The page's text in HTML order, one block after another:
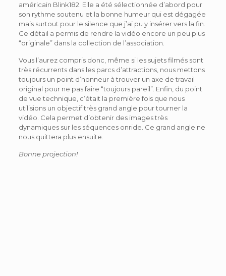
américain Blink182. Elle a été sélectionnée d’abord pour
son rythme soutenu et la bonne humeur qui est dégagée
mais surtout pour le silence que j’ai pu y insérer vers la fin.
Ce détail a permis de rendre la vidéo encore un peu plus
“originale” dans la collection de l’association.
Vous l’aurez compris donc, même si les sujets filmés sont
très récurrents dans les parcs d’attractions, nous mettons
toujours un point d’honneur à trouver un axe de travail
original pour ne pas faire “toujours pareil”. Enfin, du point
de vue technique, c’était la première fois que nous
utilisions un objectif très grand angle pour tourner la
vidéo. Cela permet d’obtenir des images très
dynamiques sur les séquences onride. Ce grand angle ne
nous quittera plus ensuite.
Bonne projection!